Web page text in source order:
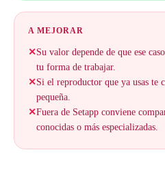
A MEJORAR
✕Su valor depende de que ese
tu forma de trabajar.
✕Si el reproductor que ya usas te
pequeña.
✕Fuera de Setapp conviene
conocidas o más especializadas.